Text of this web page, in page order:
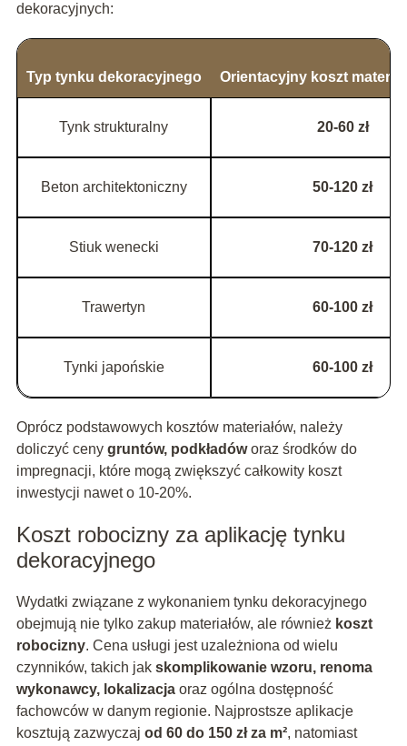
dekoracyjnych:
Typ tynku dekoracyjnego Orientacyjny koszt
Tynk strukturalny 20-60 zł
Beton architektoniczny 50-120 zł
Stiuk wenecki 70-120 zł
Trawertyn 60-100 zł
Tynki japońskie 60-100 zł
Oprócz podstawowych kosztów materiałów, należy
doliczyć ceny gruntów, podkładóworaz środków do
impregnacji, które mogą zwiększyć całkowity koszt
inwestycji nawet o 10-20%.
Koszt robocizny za aplikację tynku
dekoracyjnego
Wydatki związane z wykonaniem tynku dekoracyjnego
obejmują nie tylko zakup materiałów, ale również koszt
robocizny. Cena usługi jest uzależniona od wielu
czynników, takich jak skomplikowanie wzoru, renoma
wykonawcy, lokalizacjaoraz ogólna dostępność
fachowców w danym regionie. Najprostsze aplikacje
kosztują zazwyczaj od 60 do 150 zł za m², natomiast